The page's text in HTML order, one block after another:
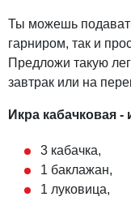
Ты можешь
гарниром, так и
Предложи такую
завтрак или на
Икра кабачковая
3 кабачка,
1 баклажан,
1 луковица,